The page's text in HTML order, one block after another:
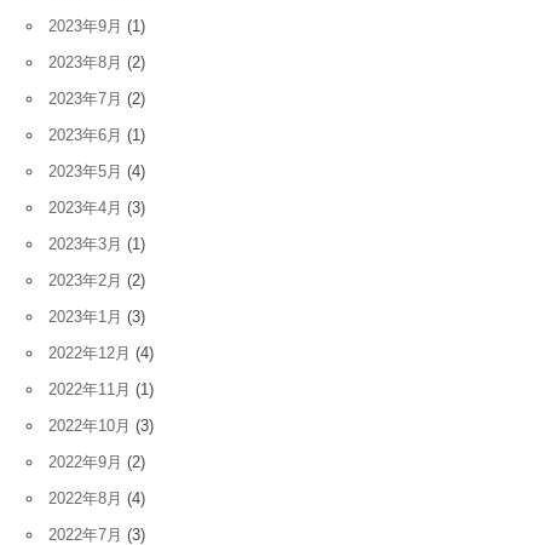
2023年9月 (1)
2023年8月 (2)
2023年7月 (2)
2023年6月 (1)
2023年5月 (4)
2023年4月 (3)
2023年3月 (1)
2023年2月 (2)
2023年1月 (3)
2022年12月 (4)
2022年11月 (1)
2022年10月 (3)
2022年9月 (2)
2022年8月 (4)
2022年7月 (3)